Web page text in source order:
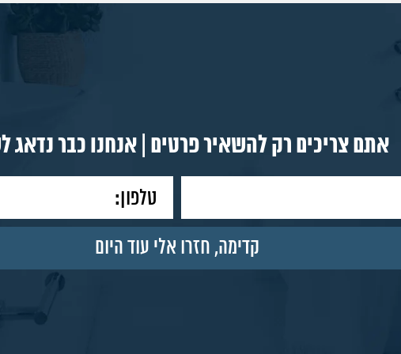
אתם צריכים רק להשאיר פרטים | אנחנו כבר נדאג